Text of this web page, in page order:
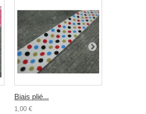
Biais plié...
1,00 €